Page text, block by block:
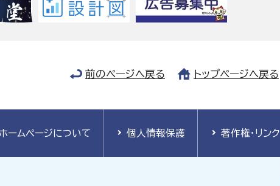
前のページへ戻る トップページへ戻る
ームページについて 個人情報保護 著作権・リンク